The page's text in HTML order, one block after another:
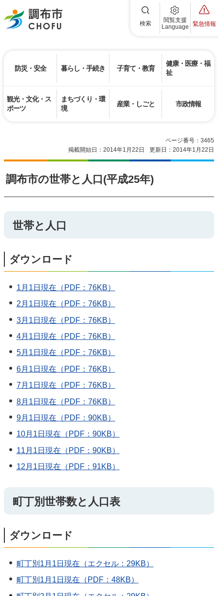
調布市 検索
閲覧支援
Language
緊急情報
防災・安全 暮らし・手続き 子育て・教育
健康・医療・福
祉
観光・文化・ス
ポーツ
まちづくり・環
境
産業・しごと 市政情報
ページ番号：3465
掲載開始日：2014年1月22日
更新日：2014年1月22日
調布市の世帯と人口(平成25年)
世帯と人口
ダウンロード
1月1日現在（PDF：76KB）
2月1日現在（PDF：76KB）
3月1日現在（PDF：76KB）
4月1日現在（PDF：76KB）
5月1日現在（PDF：76KB）
6月1日現在（PDF：76KB）
7月1日現在（PDF：76KB）
8月1日現在（PDF：76KB）
9月1日現在（PDF：90KB）
10月1日現在（PDF：90KB）
11月1日現在（PDF：90KB）
12月1日現在（PDF：91KB）
町丁別世帯数と人口表
ダウンロード
町丁別1月1日現在（エクセル：29KB）
町丁別1月1日現在（PDF：48KB）